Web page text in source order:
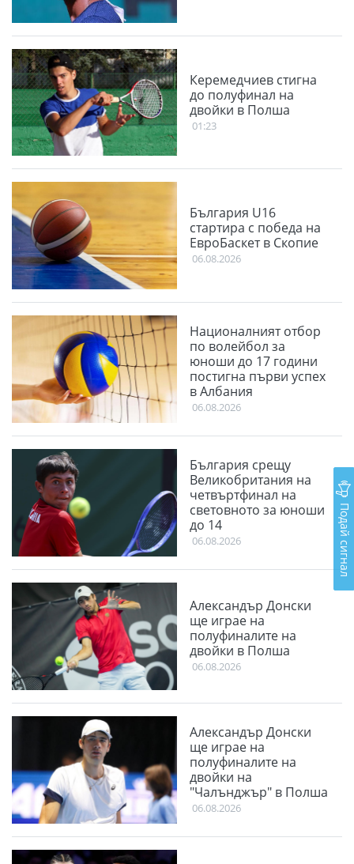
Керемедчиев стигна
до полуфинал на
двойки в Полша
01:23
България U16
стартира с победа на
ЕвроБаскет в Скопие
06.08.2026
Националният отбор
по волейбол за
юноши до 17 години
постигна първи успех
в Албания
06.08.2026
България срещу
Великобритания на
четвъртфинал на
световното за юноши
до 14
06.08.2026
Александър Донски
ще играе на
полуфиналите на
двойки в Полша
06.08.2026
Александър Донски
ще играе на
полуфиналите на
двойки на
"Чалънджър" в Полша
06.08.2026
Подай сигнал